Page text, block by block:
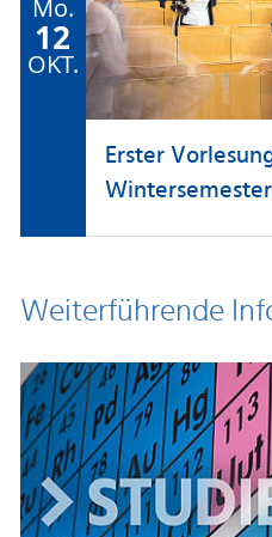
Mo.
12
OKT.
Erster
Weiterführende